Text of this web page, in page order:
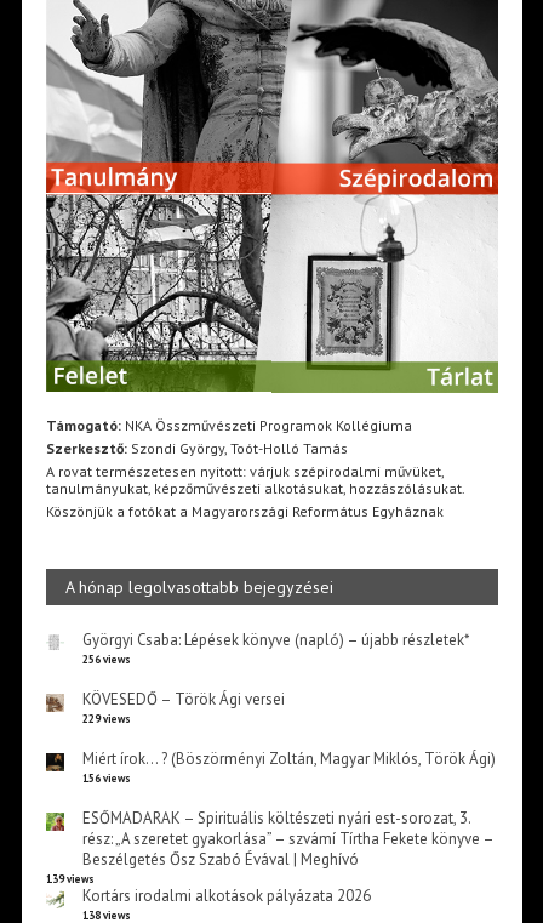
Támogató:NKA Összművészeti Programok Kollégiuma
Szerkesztő:Szondi György, Toót-Holló Tamás
A rovat természetesen nyitott: várjuk szépirodalmi művüket,
tanulmányukat, képzőművészeti alkotásukat, hozzászólásukat.
Köszönjük a fotókat a Magyarországi Református Egyháznak
A hónap legolvasottabb bejegyzései
Györgyi Csaba: Lépések könyve (napló) – újabb részletek*
256 views
KÖVESEDŐ – Török Ági versei
229 views
Miért írok… ? (Böszörményi Zoltán, Magyar Miklós, Török Ági)
156 views
ESŐMADARAK – Spirituális költészeti nyári est-sorozat, 3.
rész: „A szeretet gyakorlása” – szvámí Tírtha Fekete könyve –
Beszélgetés Ősz Szabó Évával | Meghívó
139 views
Kortárs irodalmi alkotások pályázata 2026
138 views